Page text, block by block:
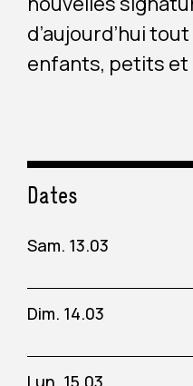
d’aujourd’hui
enfants, petits et
Dates
Sam. 13.03
Dim. 14.03
Lun. 15.03